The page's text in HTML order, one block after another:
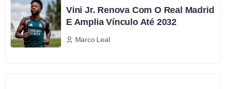
Vini Jr. Renova Com O Real Madrid
E Amplia Vínculo Até 2032
Marco Leal